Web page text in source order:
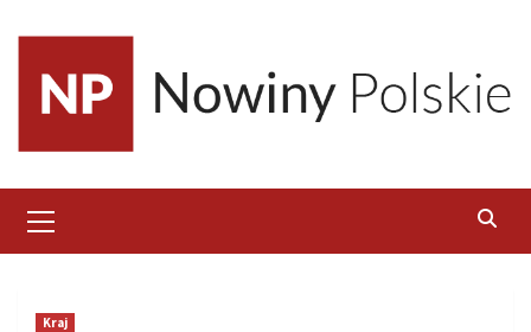
content
Menu
Kraj